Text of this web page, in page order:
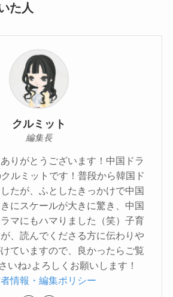
た人
クルミット
編集長
りがとうございます！中国ドラ
ルミットです！普段から韓国ド
たが、ふとしたきっかけで中国
にスケールが大きに驚き、中国
マにもハマりました（笑）子育
、読んでくださる方に伝わりや
ていますので、良かったらご覧
いね♪よろしくお願いします！
情報・編集ポリシー